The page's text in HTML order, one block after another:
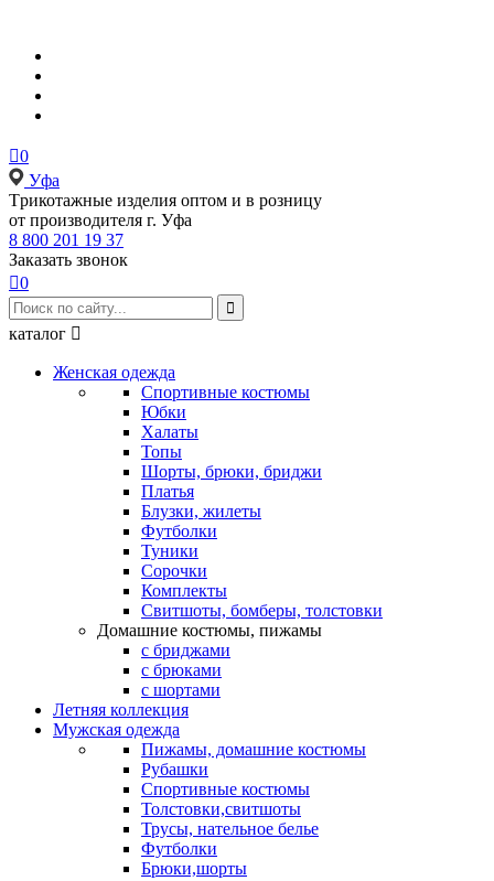
0
Уфа
Tрикотажные изделия оптом и в розницу
от производителя г. Уфа
8 800 201 19 37
Заказать звонок
0

каталог 
Женская одежда
Спортивные костюмы
Юбки
Халаты
Топы
Шорты, брюки, бриджи
Платья
Блузки, жилеты
Футболки
Туники
Сорочки
Комплекты
Свитшоты, бомберы, толстовки
Домашние костюмы, пижамы
с бриджами
с брюками
с шортами
Летняя коллекция
Мужская одежда
Пижамы, домашние костюмы
Рубашки
Спортивные костюмы
Толстовки,свитшоты
Трусы, нательное белье
Футболки
Брюки,шорты